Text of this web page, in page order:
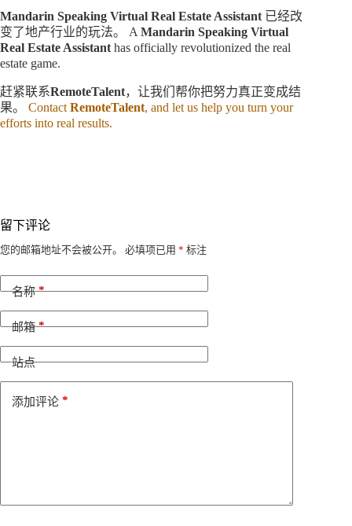
Mandarin Speaking Virtual Real Estate Assistant 已经改
变了地产行业的玩法。 A Mandarin Speaking Virtual
Real Estate Assistant has officially revolutionized the real
estate game.
赶紧联系RemoteTalent，让我们帮你把努力真正变成结
果。 Contact RemoteTalent, and let us help you turn your
efforts into real results.
留下评论
您的邮箱地址不会被公开。 必填项已用 * 标注
名称*
邮箱*
站点
添加评论 *
A
t
e
t
i